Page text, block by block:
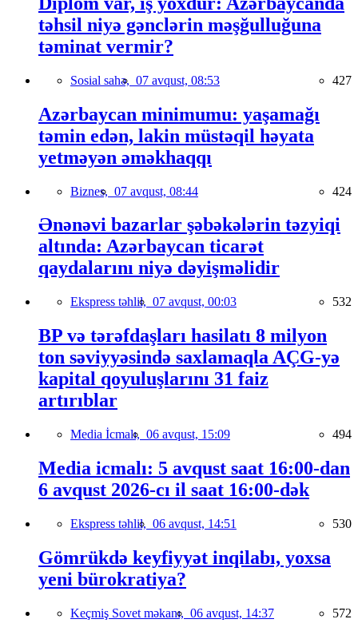
təhsil niyə gənclərin məşğulluğuna
təminat vermir?
Sosial sahə, 07 avqust, 08:53 427
Azərbaycan minimumu: yaşamağı
təmin edən, lakin müstəqil həyata
yetməyən əməkhaqqı
Biznes, 07 avqust, 08:44 424
Ənənəvi bazarlar şəbəkələrin təzyiqi
altında: Azərbaycan ticarət
qaydalarını niyə dəyişməlidir
Ekspress təhlil, 07 avqust, 00:03 532
BP və tərəfdaşları hasilatı 8 milyon
ton səviyyəsində saxlamaqla AÇG-yə
kapital qoyuluşlarını 31 faiz
artırıblar
Media İcmalı, 06 avqust, 15:09 494
Media icmalı: 5 avqust saat 16:00-dan
6 avqust 2026-cı il saat 16:00-dək
Ekspress təhlil, 06 avqust, 14:51 530
Gömrükdə keyfiyyət inqilabı, yoxsa
yeni bürokratiya?
Keçmiş Sovet məkanı, 06 avqust, 14:37 572